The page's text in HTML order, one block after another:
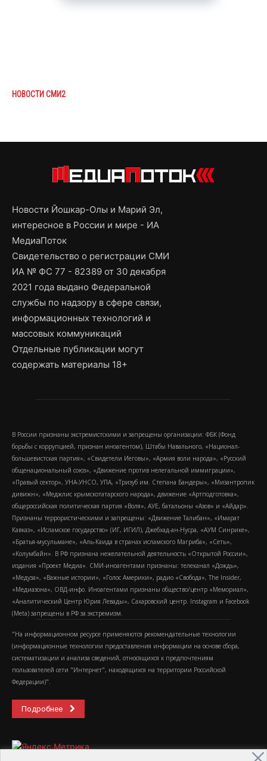
НОВОСТИ СМИ2
Новости Йошкар-Олы и Марий Эл,
интересное в России и мире - ИА
МедиаПоток
Свидетельство о регистрации СМИ
ИА № ФС 77 - 82389 от 30 декабря
2021 года выдано Федеральной
службы по надзору в сфере связи,
информационных технологий и
массовых коммуникаций
Отдельные публикации могут
содержать материалы 18+
В России признаны экстремистскими и запрещены организации: ФБК (Фонд
борьбы с коррупцией, признан иноагентом), Штабы Навального, «Национал-
большевистская партия», «Свидетели Иеговы», «Армия воли народа», «Русский
общенациональный союз», «Движение против нелегальной иммиграции»,
«Правый сектор», УНА-УНСО, УПА, «Тризуб им. Степана Бандеры», «Мизантропик
дивижн», «Меджлис крымскотатарского народа», движение «Артподготовка»,
общероссийская политическая партия «Воля», АУЕ, батальоны «Азов» и «Айдар».
Признаны террористическими и запрещены: «Движение Талибан», «Имарат
Кавказ», «Исламское государство» (ИГ, ИГИЛ), Джебхад-ан-Нусра, «АУМ Синрике»,
«Братья-мусульмане», «Аль-Каида в странах исламского Магриба», «Сеть»,
«Колумбайн». В РФ признана нежелательной деятельность «Открытой России»,
издания «Проект Медиа». СМИ-иноагентами признаны: телеканал «Дождь»,
«Медуза», «Важные истории», «Голос Америки», радио «Свобода», The Insider,
«Медиазона», ОВД-инфо. Иноагентами признаны общество/центр «Мемориал»,
«Аналитический Центр Юрия Левады», Сахаровский центр. Instagram и Facebook
(Metа) запрещены в РФ за экстремизм.
"На информационном ресурсе применяются рекомендательные технологии
(информационные технологии предоставления информации на основе сбора,
систематизации и анализа сведений, относящихся к предпочтениям
пользователей сети "Интернет", находящихся на территории Российской
Федерации)".
Подробнее